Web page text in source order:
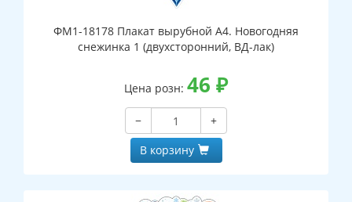
ФМ1-18178 Плакат вырубной А4. Новогодняя
снежинка 1 (двухсторонний, ВД-лак)
Цена розн: 46 ₽
−
+
В корзину